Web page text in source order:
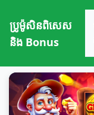
ប្រូម៉ូសិនពិសេស
និង Bonus